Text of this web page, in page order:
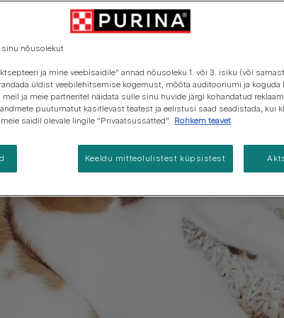
Vaata kõiki
Vaata kõiki
sinu nõusolekut
ja mine veebisaidile" annad nõusoleku 1. või 3. isiku (või
üldist veebilehitsemise kogemust, mõõta auditooriumi ja koguda
ja meie partneritel näidata sulle sinu huvide järgi kohandatud
puutumatut käsitlevast teatest ja eelistusi saad seadistada, kui
saidil olevale lingile "Privaatsussätted". Rohkem teavet
Keeldu mitteolulistest küpsistest